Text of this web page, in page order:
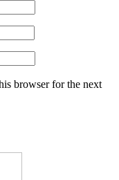
browser for the next